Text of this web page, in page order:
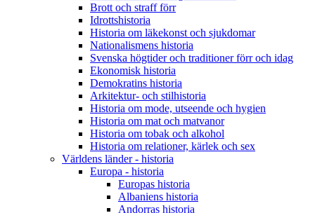
Brott och straff förr
Idrottshistoria
Historia om läkekonst och sjukdomar
Nationalismens historia
Svenska högtider och traditioner förr och idag
Ekonomisk historia
Demokratins historia
Arkitektur- och stilhistoria
Historia om mode, utseende och hygien
Historia om mat och matvanor
Historia om tobak och alkohol
Historia om relationer, kärlek och sex
Världens länder - historia
Europa - historia
Europas historia
Albaniens historia
Andorras historia